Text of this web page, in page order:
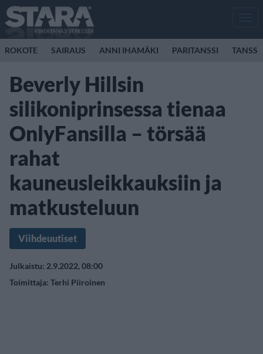
ROKOTE SAIRAUS ANNI IHAMÄKI PARITANSSI TANSSI
Beverly Hillsin
silikoniprinsessa tienaa
OnlyFansilla – törsää
rahat
kauneusleikkauksiin ja
matkusteluun
Viihdeuutiset
Julkaistu: 2.9.2022, 08:00
Toimittaja: Terhi Piiroinen